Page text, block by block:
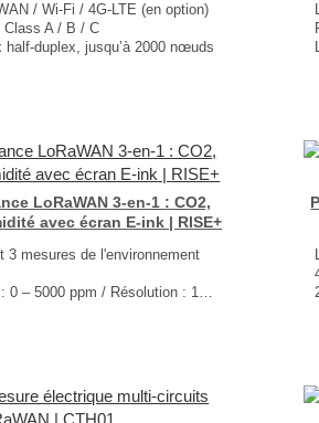
/ Wi-Fi / 4G-LTE (en option)
Class A / B / C
duplex, jusqu’à 2000 nœuds
LoRaWAN 3-en-1 : CO2,
avec écran E-ink | RISE+
3 mesures de l'environnement
Dioxyde de carbone : 0 – 5000 ppm / Résolution : 1 ppm